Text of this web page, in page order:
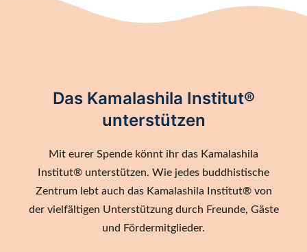
Das Kamalashila Institut®
unterstützen
Mit eurer Spende könnt ihr das Kamalashila
Institut® unterstützen. Wie jedes buddhistische
Zentrum lebt auch das Kamalashila Institut® von
der vielfältigen Unterstützung durch Freunde, Gäste
und Fördermitglieder.